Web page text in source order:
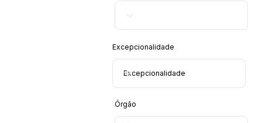
Excepcionalidade
Órgão